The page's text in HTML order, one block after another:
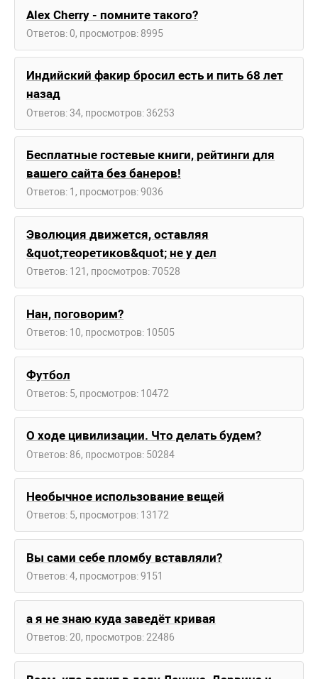
Alex Cherry - помните такого?
Ответов: 0, просмотров: 8995
Индийский факир бросил есть и пить 68 лет
назад
Ответов: 34, просмотров: 36253
Бесплатные гостевые книги, рейтинги для
вашего сайта без банеров!
Ответов: 1, просмотров: 9036
Эволюция движется, оставляя
&quot;теоретиков&quot; не у дел
Ответов: 121, просмотров: 70528
Нан, поговорим?
Ответов: 10, просмотров: 10505
Футбол
Ответов: 5, просмотров: 10472
О ходе цивилизации. Что делать будем?
Ответов: 86, просмотров: 50284
Необычное использование вещей
Ответов: 5, просмотров: 13172
Вы сами себе пломбу вставляли?
Ответов: 4, просмотров: 9151
а я не знаю куда заведёт кривая
Ответов: 20, просмотров: 22486